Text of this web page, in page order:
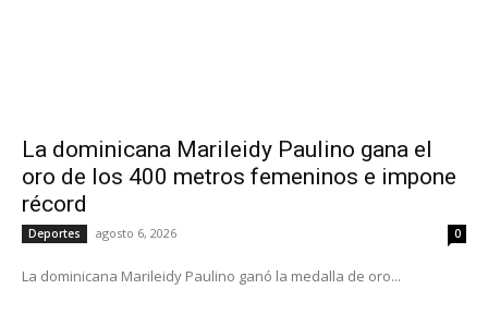
La dominicana Marileidy Paulino gana el
oro de los 400 metros femeninos e impone
récord
Deportes agosto 6, 2026 0
La dominicana Marileidy Paulino ganó la medalla de oro...